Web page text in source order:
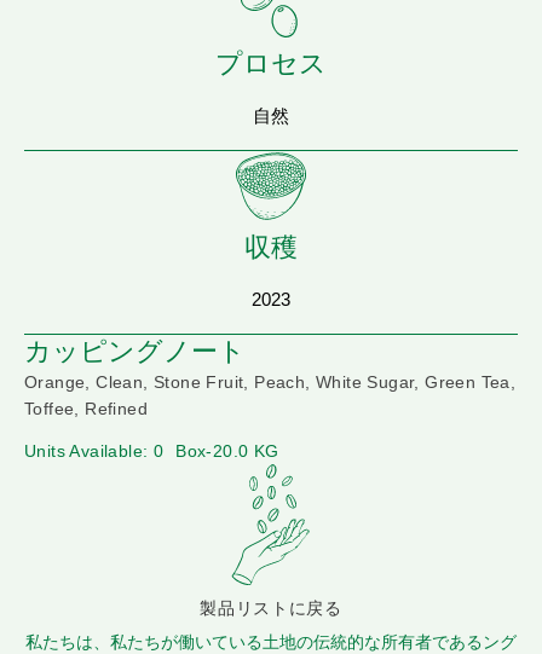
プロセス
自然
収穫
2023
カッピングノート
Orange, Clean, Stone Fruit, Peach, White Sugar, Green Tea,
Toffee, Refined
Units Available: 0 Box-20.0 KG
製品リストに戻る
私たちは、私たちが働いている土地の伝統的な所有者であるング